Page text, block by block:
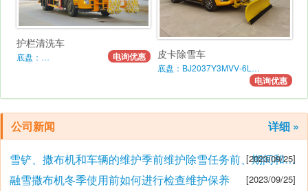
护栏清洗车
底盘：… 电询优惠 皮卡除雪车
底盘：BJ2037Y3MVV-6L…
电询优惠
公司新闻 详细 »
雪铲、撒布机和车辆的维护季前维护除雪任务前、期间和之后的维护要点
[2023/09/25]
融雪撒布机冬季使用前如何进行检查维护保养 [2023/09/25]